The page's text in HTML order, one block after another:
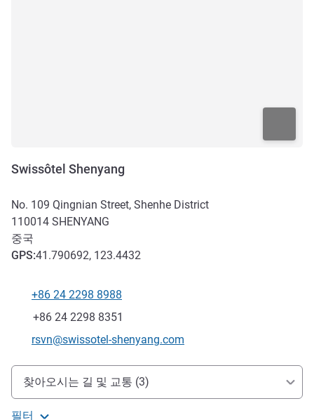
Swissôtel Shenyang
No. 109 Qingnian Street, Shenhe District
110014 SHENYANG
중국
GPS:41.790692, 123.4432
전화
+86 24 2298 8988
팩스
+86 24 2298 8351
E-mail
rsvn@swissotel-shenyang.com
호텔 접근 및 교통
찾아오시는 길 및 교통 (3)
필터